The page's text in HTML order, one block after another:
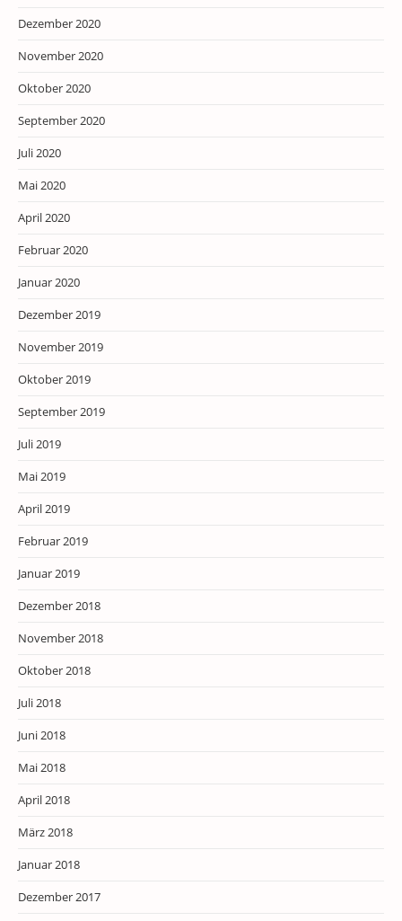
Dezember 2020
November 2020
Oktober 2020
September 2020
Juli 2020
Mai 2020
April 2020
Februar 2020
Januar 2020
Dezember 2019
November 2019
Oktober 2019
September 2019
Juli 2019
Mai 2019
April 2019
Februar 2019
Januar 2019
Dezember 2018
November 2018
Oktober 2018
Juli 2018
Juni 2018
Mai 2018
April 2018
März 2018
Januar 2018
Dezember 2017